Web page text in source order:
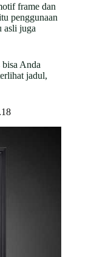
frame dan
penggunaan
asli juga
Anda
jadul,